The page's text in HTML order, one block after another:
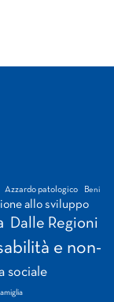
Azzardo patologico Beni
allo sviluppo
Dalle Regioni
e non-
sociale